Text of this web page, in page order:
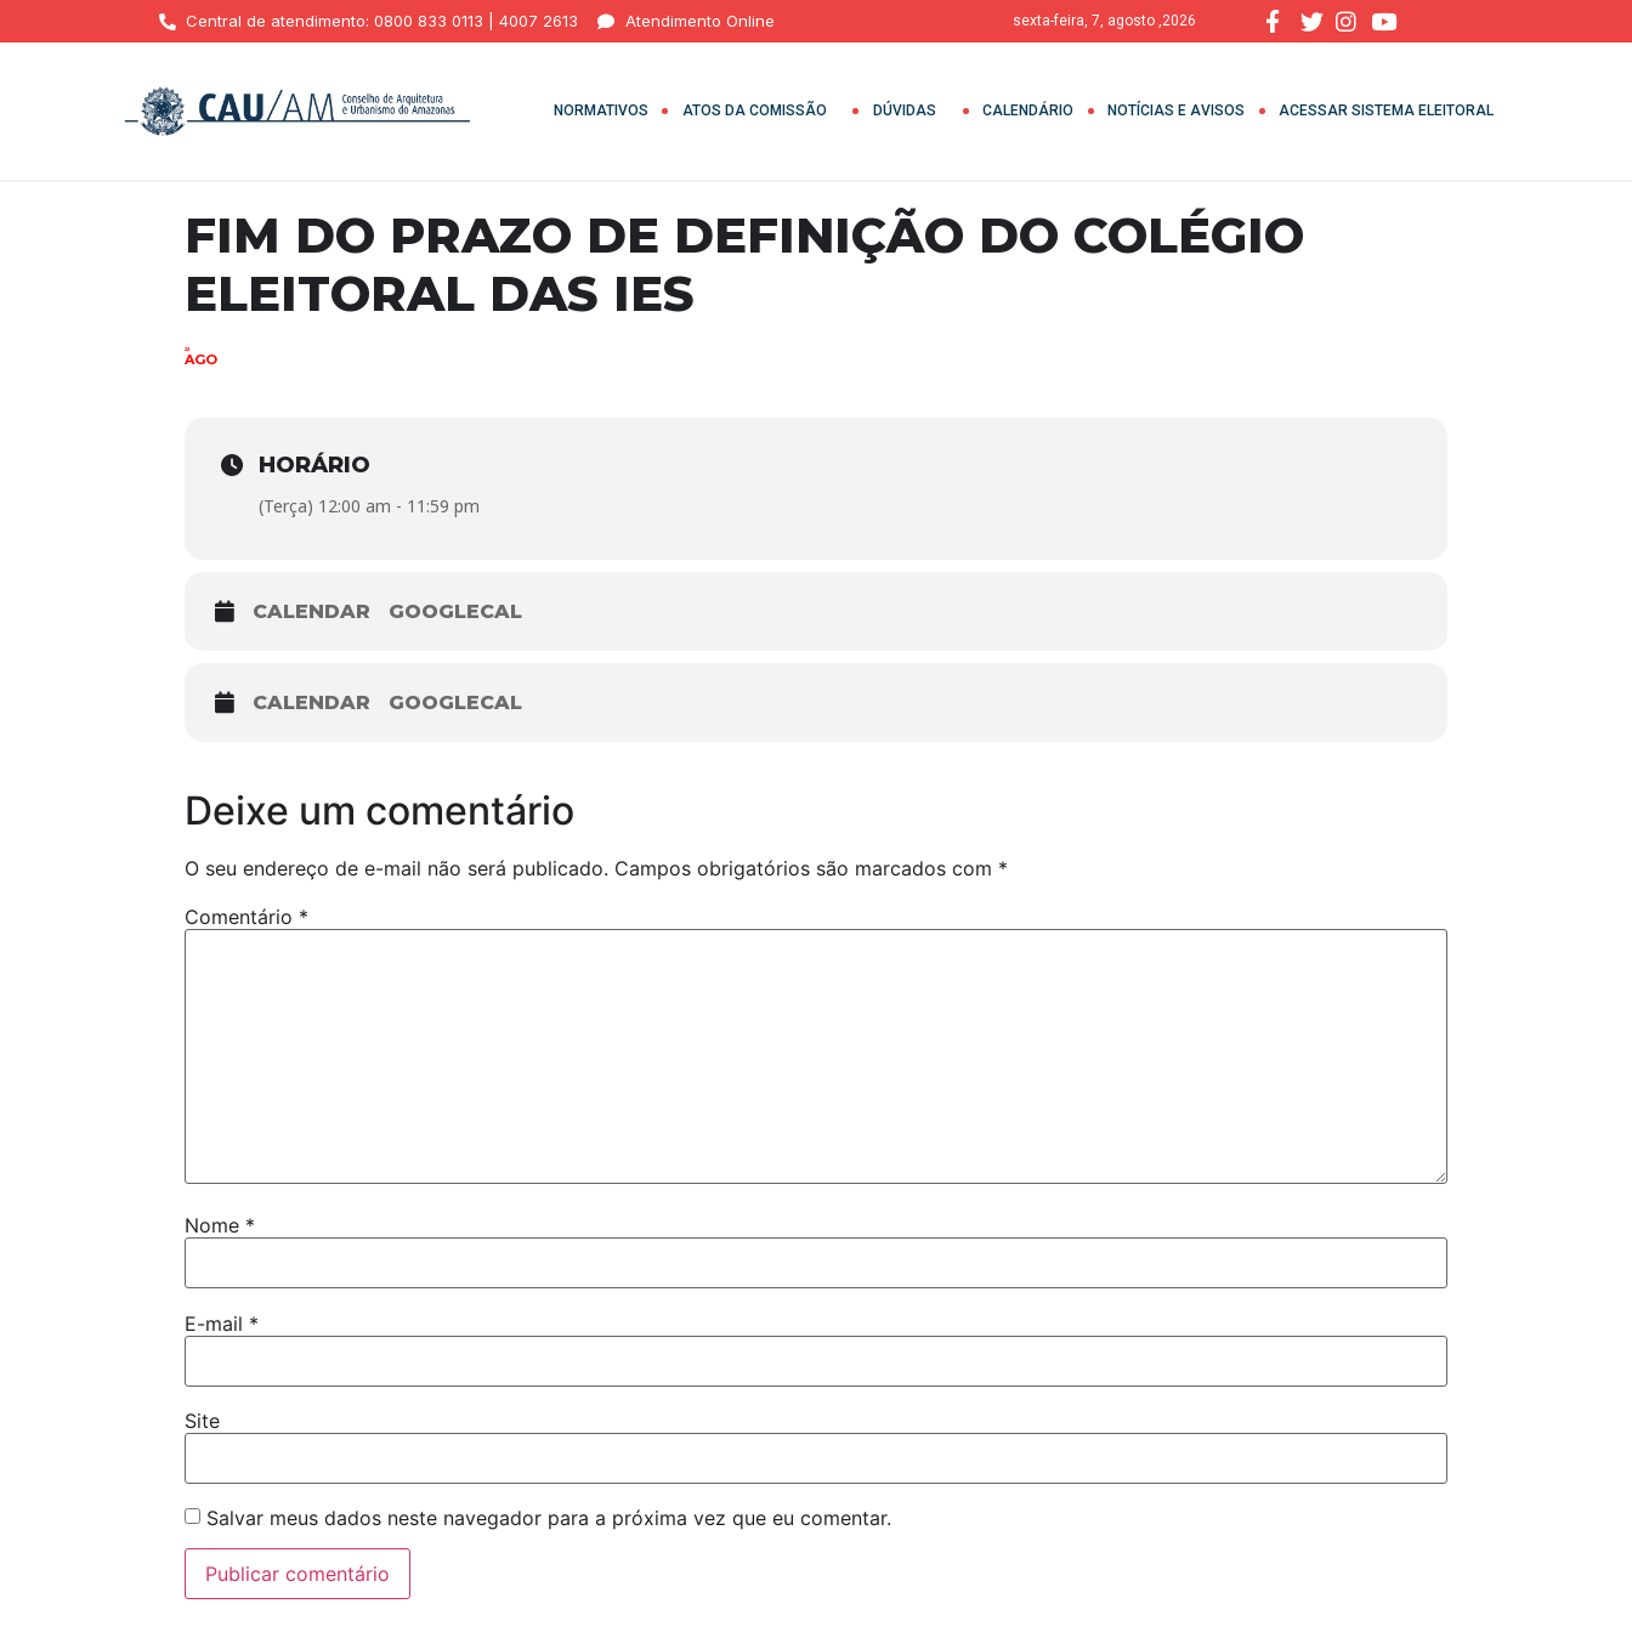
Central de atendimento: 0800 833 0113 | 4007 2613 Atendimento Online sexta-feira, 7, agosto ,2026
NORMATIVOS ATOS DA COMISSÃO DÚVIDAS CALENDÁRIO NOTÍCIAS E AVISOS ACESSAR SISTEMA ELEITORAL
FIM DO PRAZO DE DEFINIÇÃO DO COLÉGIO
ELEITORAL DAS IES
22
AGO
HORÁRIO
(Terça) 12:00 am - 11:59 pm
CALENDAR GOOGLECAL
CALENDAR GOOGLECAL
Deixe um comentário
O seu endereço de e-mail não será publicado. Campos obrigatórios são marcados com *
Comentário *
Nome *
E-mail *
Site
Salvar meus dados neste navegador para a próxima vez que eu comentar.